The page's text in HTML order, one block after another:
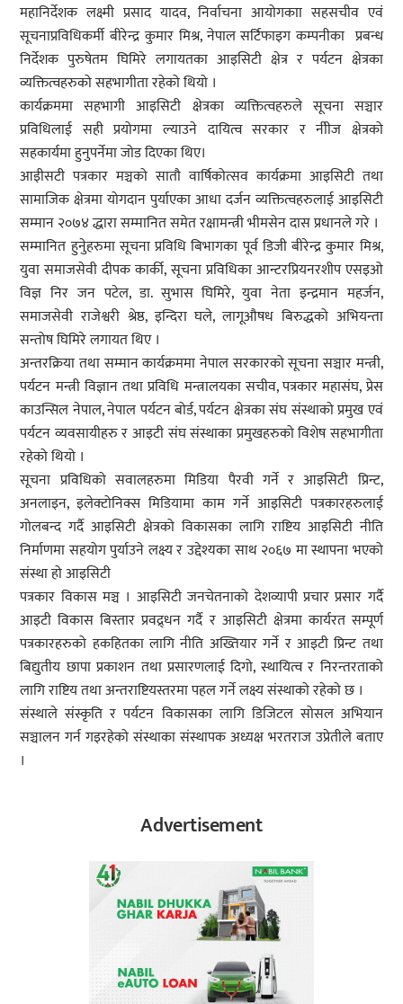
महानिर्देशक लक्ष्मी प्रसाद यादव, निर्वाचना आयोगकाा सहसचीव एवं
सूचनाप्रविधिकर्मी बीरेन्द्र कुमार मिश्र, नेपाल सर्टिफाइग कम्पनीका प्रबन्ध
निर्देशक पुरुषेतम घिमिरे लगायतका आइसिटी क्षेत्र र पर्यटन क्षेत्रका
व्यक्तित्वहरुको सहभागीता रहेको थियो ।
कार्यक्रममा सहभागी आइसिटी क्षेत्रका व्यक्तित्वहरुले सूचना सञ्चार
प्रविधिलाई सही प्रयोगमा ल्याउने दायित्व सरकार र नीीज क्षेत्रको
सहकार्यमा हुनुपर्नेमा जोड दिएका थिए।
आइीसटी पत्रकार मञ्चको सातौ वार्षिकोत्सव कार्यक्रमा आइसिटी तथा
सामाजिक क्षेत्रमा योगदान पुर्याएका आधा दर्जन व्यक्तित्वहरुलाई आइसिटी
सम्मान २०७४ द्धारा सम्मानित समेत रक्षामन्त्री भीमसेन दास प्रधानले गरे ।
सम्मानित हुनुेहरुमा सूचना प्रविधि बिभागका पूर्व डिजी बीरेन्द्र कुमार मिश्र,
युवा समाजसेवी दीपक कार्की, सूचना प्रविधिका आन्टरप्रियनरशीप एसइओ
विज्ञ निर जन पटेल, डा. सुभास घिमिरे, युवा नेता इन्द्रमान महर्जन,
समाजसेवी राजेश्वरी श्रेष्ठ, इन्दिरा घले, लागूऔषध बिरुद्धको अभियन्ता
सन्तोष घिमिरे लगायत थिए ।
अन्तरक्रिया तथा सम्मान कार्यक्रममा नेपाल सरकारको सूचना सञ्चार मन्त्री,
पर्यटन मन्त्री विज्ञान तथा प्रविधि मन्त्रालयका सचीव, पत्रकार महासंघ, प्रेस
काउन्सिल नेपाल, नेपाल पर्यटन बोर्ड, पर्यटन क्षेत्रका संघ संस्थाको प्रमुख एवं
पर्यटन व्यवसायीहरु र आइटी संघ संस्थाका प्रमुखहरुको विशेष सहभागीता
रहेको थियो ।
सूचना प्रविधिको सवालहरुमा मिडिया पैरवी गर्ने र आइसिटी प्रिन्ट,
अनलाइन, इलेक्टोनिक्स मिडियामा काम गर्ने आइसिटी पत्रकारहरुलाई
गोलबन्द गर्दै आइसिटी क्षेत्रको विकासका लागि राष्टिय आइसिटी नीति
निर्माणमा सहयोग पुर्याउने लक्ष्य र उद्देश्यका साथ २०६७ मा स्थापना भएको
संस्था हो आइसिटी
पत्रकार विकास मञ्च । आइसिटी जनचेतनाको देशव्यापी प्रचार प्रसार गर्दै
आइटी विकास बिस्तार प्रवद्र्धन गर्दै र आइसिटी क्षेत्रमा कार्यरत सम्पूर्ण
पत्रकारहरुको हकहितका लागि नीति अख्तियार गर्ने र आइटी प्रिन्ट तथा
बिद्युतीय छापा प्रकाशन तथा प्रसारणलाई दिगो, स्थायित्व र निरन्तरताको
लागि राष्टिय तथा अन्तराष्टियस्तरमा पहल गर्ने लक्ष्य संस्थाको रहेको छ ।
संस्थाले संस्कृति र पर्यटन विकासका लागि डिजिटल सोसल अभियान
सञ्चालन गर्न गइरहेको संस्थाका संस्थापक अध्यक्ष भरतराज उप्रेतीले बताए
।
Advertisement